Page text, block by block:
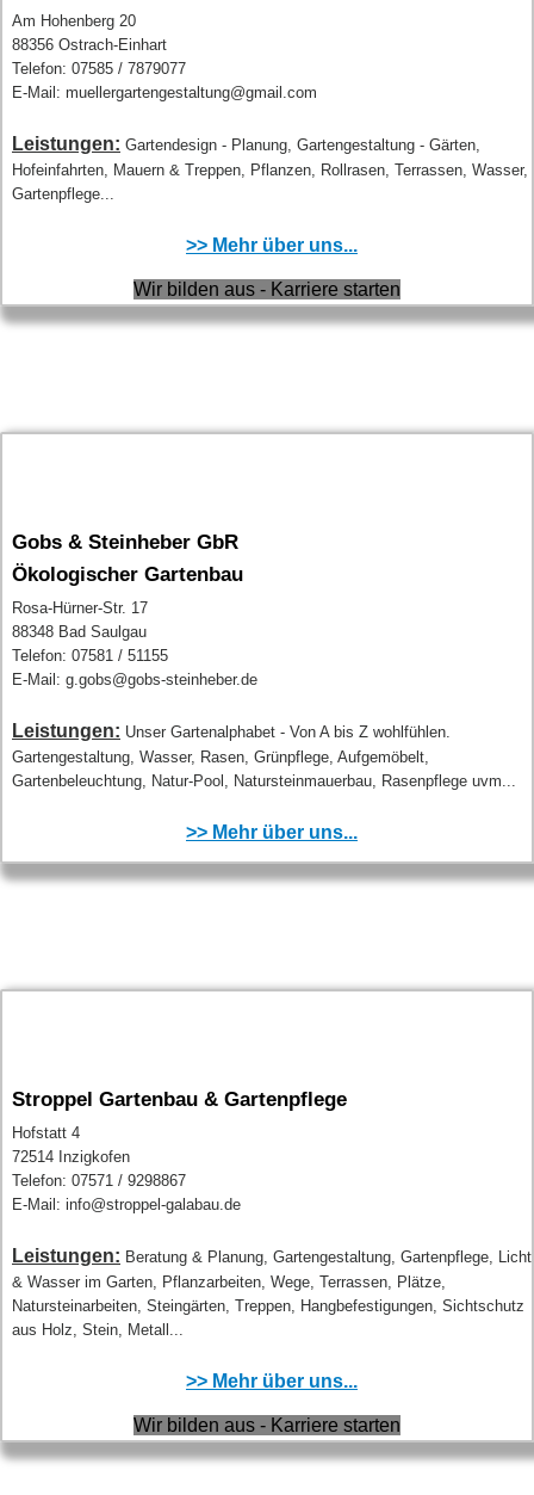
Am Hohenberg 20
88356 Ostrach-Einhart
Telefon: 07585 / 7879077
E-Mail: muellergartengestaltung@gmail.com
Leistungen: Gartendesign - Planung, Gartengestaltung - Gärten,
Hofeinfahrten, Mauern & Treppen, Pflanzen, Rollrasen, Terrassen, Wasser,
Gartenpflege...
>> Mehr über uns...
Wir bilden aus - Karriere starten
Gobs & Steinheber GbR
Ökologischer Gartenbau
Rosa-Hürner-Str. 17
88348 Bad Saulgau
Telefon: 07581 / 51155
E-Mail: g.gobs@gobs-steinheber.de
Leistungen: Unser Gartenalphabet - Von A bis Z wohlfühlen.
Gartengestaltung, Wasser, Rasen, Grünpflege, Aufgemöbelt,
Gartenbeleuchtung, Natur-Pool, Natursteinmauerbau, Rasenpflege uvm...
>> Mehr über uns...
Stroppel Gartenbau & Gartenpflege
Hofstatt 4
72514 Inzigkofen
Telefon: 07571 / 9298867
E-Mail: info@stroppel-galabau.de
Leistungen: Beratung & Planung, Gartengestaltung, Gartenpflege, Licht
& Wasser im Garten, Pflanzarbeiten, Wege, Terrassen, Plätze,
Natursteinarbeiten, Steingärten, Treppen, Hangbefestigungen, Sichtschutz
aus Holz, Stein, Metall...
>> Mehr über uns...
Wir bilden aus - Karriere starten